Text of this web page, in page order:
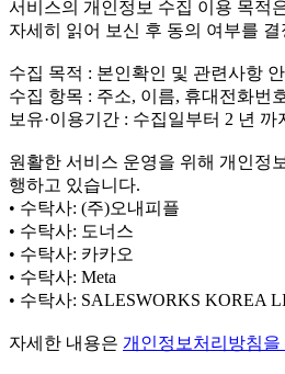
서비스의 개인정보 수집 이용 목적
자세히 읽어 보신 후 동의 여부를
수집 목적 : 본인확인 및 관련사항
수집 항목 : 주소, 이름, 휴대전화번
보유·이용기간 : 수집일부터 2 년 까
원활한 서비스 운영을 위해 개인정
행하고 있습니다.
• 수탁사: (주)오내피플
• 수탁사: 도너스
• 수탁사: 카카오
• 수탁사: Meta
• 수탁사: SALESWORKS KOREA
자세한 내용은 개인정보처리방침